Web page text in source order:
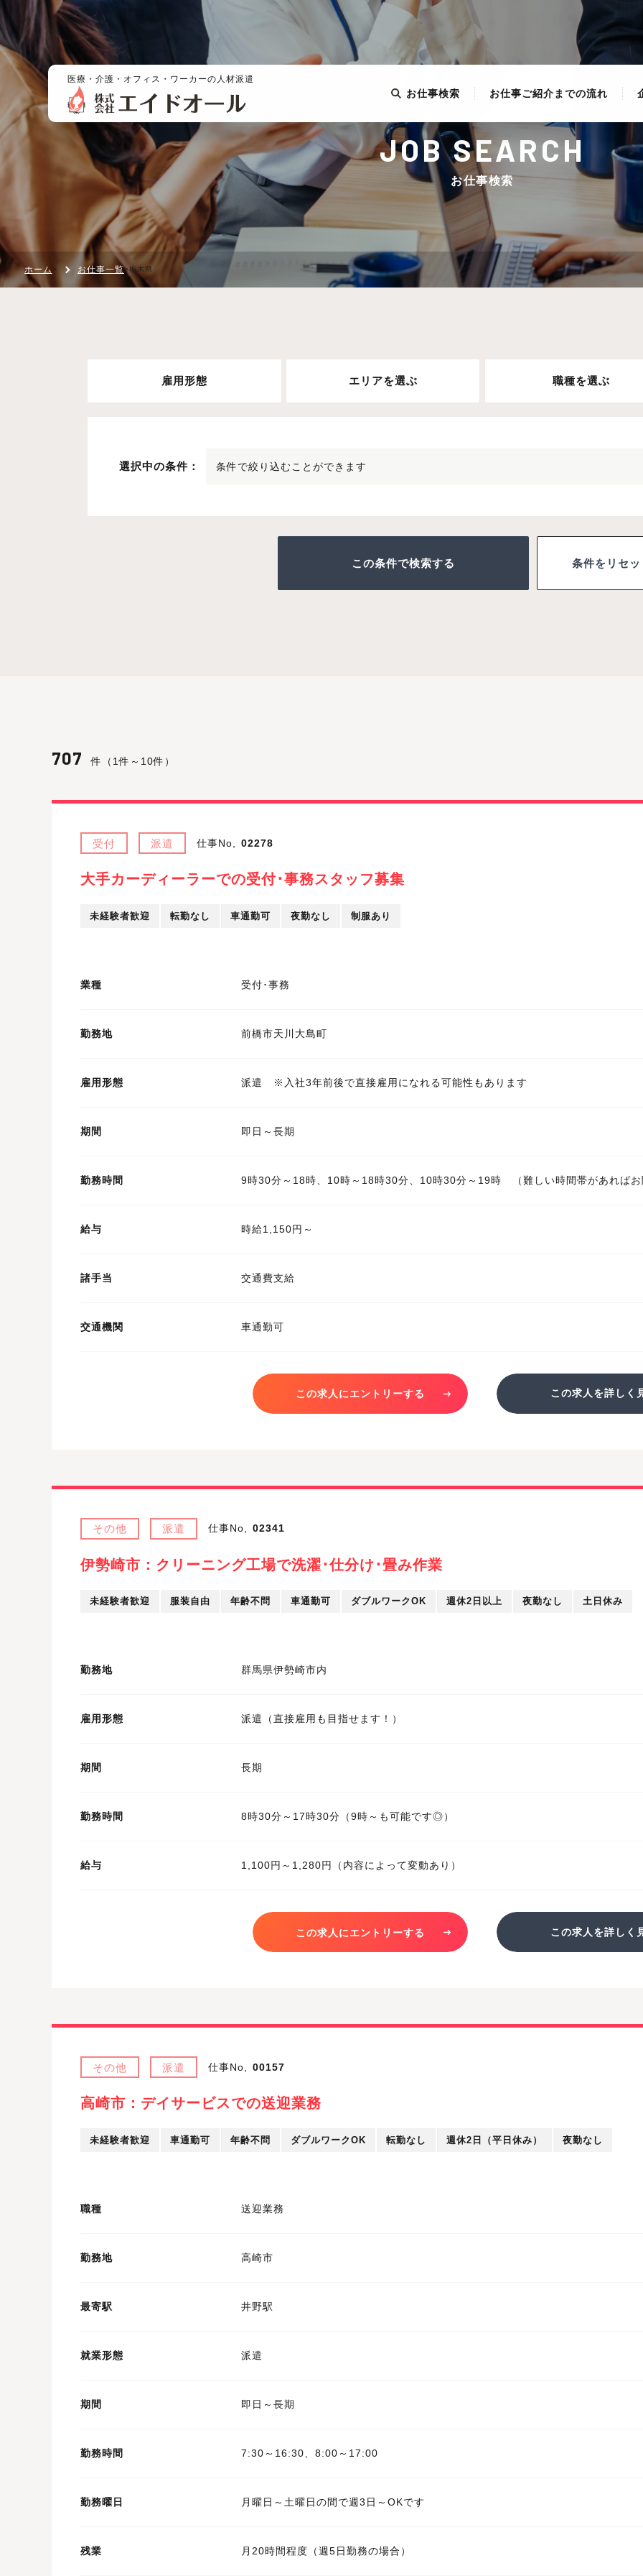
医療・介護・オフィス・ワーカーの人材派遣
お仕事検索 お仕事ご紹介までの流れ
JOB SEARCH
お仕事検索
ホーム > お仕事一覧>栃木県
雇用形態 エリアを選ぶ 職種を選ぶ
選択中の条件： 条件で絞り込むことができます
条件をリセッ
707 件（1件～10件）
受付 派遣 仕事No, 02278
大手カーディーラーでの受付･事務スタッフ募集
未経験者歓迎 転勤なし 車通勤可 夜勤なし 制服あり
業種 受付･事務
勤務地 前橋市天川大島町
雇用形態 派遣 ※入社3年前後で直接雇用になれる可能性もあります
期間 即日～長期
勤務時間 9時30分～18時、10時～18時30分、10時30分～19時 （難しい時間帯があればお
給与 時給1,150円～
諸手当 交通費支給
交通機関 車通勤可
この求人にエントリーする この求人を詳しく
その他 派遣 仕事No, 02341
伊勢崎市：クリーニング工場で洗濯･仕分け･畳み作業
未経験者歓迎 服装自由 年齢不問 車通勤可 ダブルワークOK 週休2日以上 夜勤なし 土日休み
勤務地 群馬県伊勢崎市内
雇用形態 派遣（直接雇用も目指せます！）
期間 長期
勤務時間 8時30分～17時30分（9時～も可能です◎）
給与 1,100円～1,280円（内容によって変動あり）
この求人にエントリーする この求人を詳しく
その他 派遣 仕事No, 00157
高崎市：デイサービスでの送迎業務
未経験者歓迎 車通勤可 年齢不問 ダブルワークOK 転勤なし 週休2日（平日休み） 夜勤なし
職種 送迎業務
勤務地 高崎市
最寄駅 井野駅
就業形態 派遣
期間 即日～長期
勤務時間 7:30～16:30、8:00～17:00
勤務曜日 月曜日～土曜日の間で週3日～OKです
残業 月20時間程度（週5日勤務の場合）